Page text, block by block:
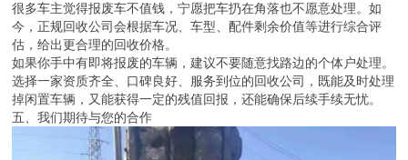
很多车主觉得报废车不值钱，宁愿把车扔在角落也不愿意处理。如
今，正规回收公司会根据车况、车型、配件剩余价值等进行综合评
估，给出更合理的回收价格。
如果你手中有即将报废的车辆，建议不要随意找路边的个体户处理。
选择一家资质齐全、口碑良好、服务到位的回收公司，既能及时处理
掉闲置车辆，又能获得一定的残值回报，还能确保后续手续无忧。
五、我们期待与您的合作